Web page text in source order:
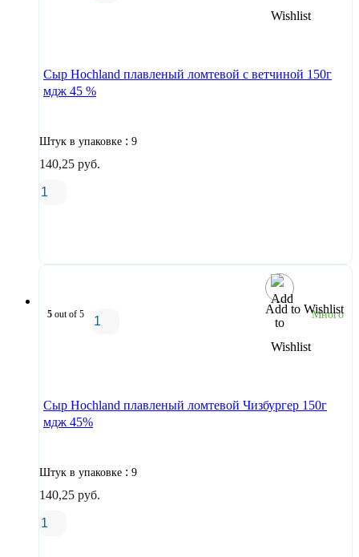
Сыр Hochland плавленый ломтевой с ветчиной 150г
мдж 45 %
Штук в упаковке : 9
140,25 руб.
Add to Wishlist
5 out of 5 Много
Сыр Hochland плавленый ломтевой Чизбургер 150г
мдж 45%
Штук в упаковке : 9
140,25 руб.